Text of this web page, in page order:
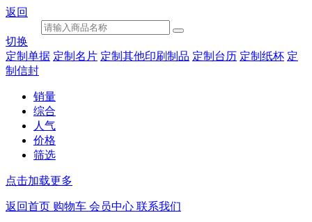
返回
切换
定制单据 定制名片 定制其他印刷制品 定制台历 定制纸杯 定
制信封
销量
综合
人气
价格
筛选
点击加载更多
返回首页 购物车 会员中心 联系我们